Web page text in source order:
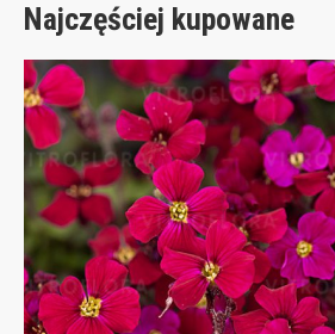
Najczęściej kupowane